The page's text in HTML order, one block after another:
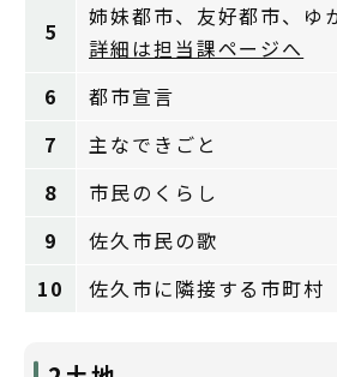
5
姉妹都市、友好都市、ゆ
詳細は担当課ページへ
6
都市宣言
7
主なできごと
8
市民のくらし
9
佐久市民の歌
10
佐久市に隣接する市町村